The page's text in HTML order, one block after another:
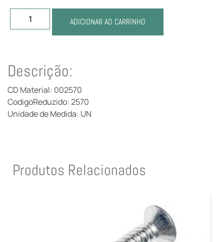
ADICIONAR AO CARRINHO
Descrição:
CD Material: 002570
CodigoReduzido: 2570
Unidade de Medida: UN
Produtos Relacionados